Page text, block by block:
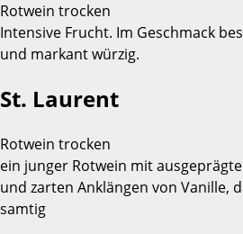
Rotwein trocken
Intensive Frucht. Im Geschmack
und markant würzig.
St. Laurent
Rotwein trocken
ein junger Rotwein mit
und zarten Anklängen von Vanille,
samtig